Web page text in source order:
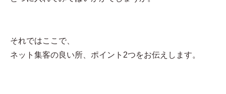
それではここで、
ネット集客の良い所、ポイント2つをお伝えします。